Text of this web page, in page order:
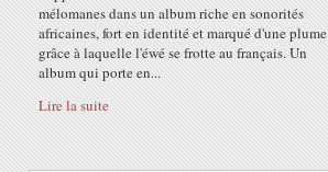
mélomanes dans un album riche en sonorités
africaines, fort en identité et marqué d'une plume
grâce à laquelle l'éwé se frotte au français. Un
album qui porte en...
Lire la suite